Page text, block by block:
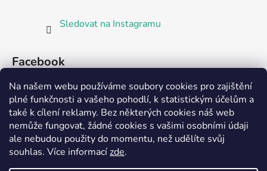
Na našem webu používáme soubory cookies pro zajištění
plné funkčnosti a vašeho pohodlí, k statistickým účelům a
také k cílení reklamy. Bez některých cookies náš web
nemůže fungovat, žádné cookies s vašimi osobními údaji
ale nebudou použity do momentu, než udělíte svůj
souhlas. Více informacízde.
Sledovat na Instagramu
Facebook
Partnerská prodejna Barefoot Plzeň